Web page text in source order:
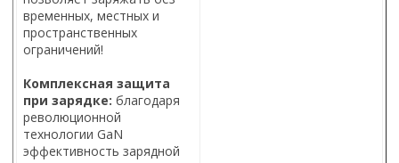
временных, местных и
пространственных
ограничений!
Комплексная защита
при зарядке: благодаря
революционной
технологии GaN
эффективность зарядной